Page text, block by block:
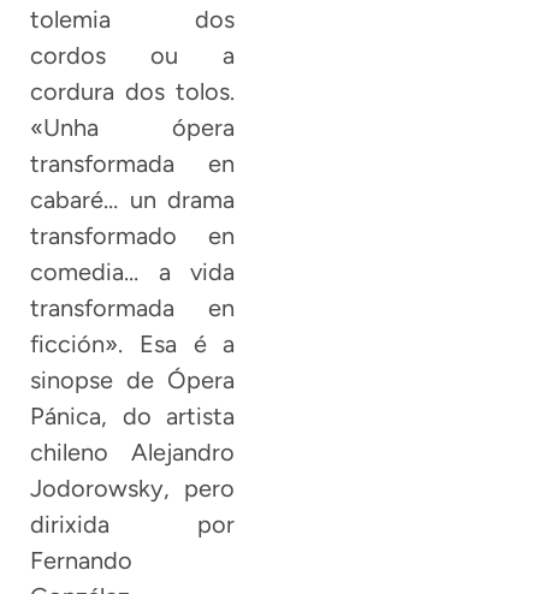
tolemia dos
cordos ou a
cordura dos tolos.
«Unha ópera
transformada en
cabaré… un drama
transformado en
comedia… a vida
transformada en
ficción». Esa é a
sinopse de Ópera
Pánica, do artista
chileno Alejandro
Jodorowsky, pero
dirixida por
Fernando